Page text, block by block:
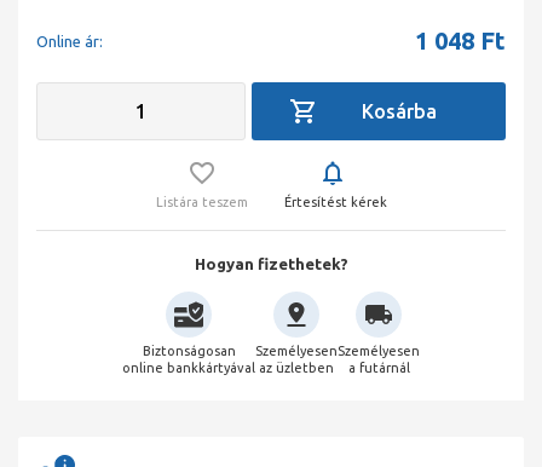
Online ár: 1 048 Ft
Listára teszem Értesítést kérek
Hogyan fizethetek?
Biztonságosan
online bankkártyával
Személyesen
az üzletben
Személyesen
a futárnál